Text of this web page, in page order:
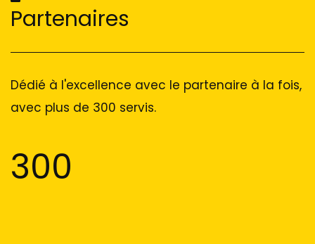
Partenaires
Dédié à l'excellence avec le partenaire à la fois,
avec plus de 300 servis.
300